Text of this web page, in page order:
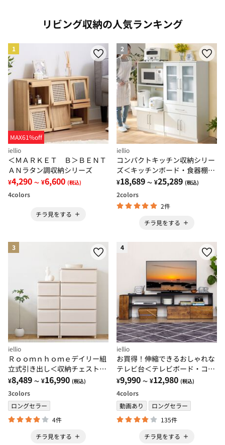
リビング収納の人気ランキング
1
MAX61%off
iellio
＜ＭＡＲＫＥＴ Ｂ＞ＢＥＮＴ
ＡＮラタン調収納シリーズ
¥4,290 ～ ¥6,600 (税込)
4colors
チラ見をする
2
iellio
コンパクトキッチン収納シリー
ズ＜キッチンボード・食器棚・
家電収納＞
¥18,689 ～ ¥25,289 (税込)
2colors
2件
チラ見をする
3
iellio
Ｒｏｏｍｎｈｏｍｅデイリー組
立式引き出し＜収納チェスト・
大容量たんす・衣装ケース・収
納棚・衣類収納・韓国インテリ
ア＞
¥8,489 ～ ¥16,990 (税込)
3colors
ロングセラー
4件
チラ見をする
4
iellio
お買得！伸縮できるおしゃれな
テレビ台＜テレビボード・コー
ナーテレビ台・伸縮テレビ台・
スライドテレビ台・大量収納・
コスパ＞
¥9,990 ～ ¥12,980 (税込)
4colors
動画あり
ロングセラー
135件
チラ見をする